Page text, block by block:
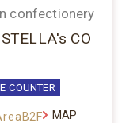
confectionery
CO
COUNTER
MAP